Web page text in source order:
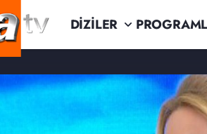
DİZİLER